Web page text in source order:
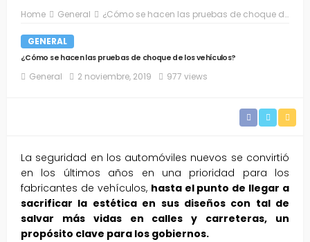
Home General ¿Cómo se hacen las pruebas de choque de los vehículos?
GENERAL
¿Cómo se hacen las pruebas de choque de los vehículos?
General 2 noviembre, 2019 977 views
La seguridad en los automóviles nuevos se convirtió
en los últimos años en una prioridad para los
fabricantes de vehículos, hasta el punto de llegar a
sacrificar la estética en sus diseños con tal de
salvar más vidas en calles y carreteras, un
propósito clave para los gobiernos.